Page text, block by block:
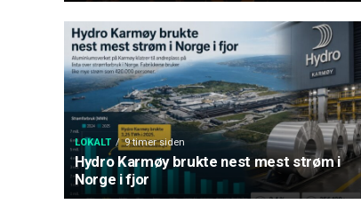
LOKALT 9 timer siden
Hydro Karmøy brukte nest mest strøm i
Norge i fjor